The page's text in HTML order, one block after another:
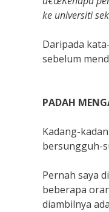
ke universiti
Daripada
sebelum
PADAH
Kadang-
bersungguh-
Pernah saya
beberapa
diambilnya